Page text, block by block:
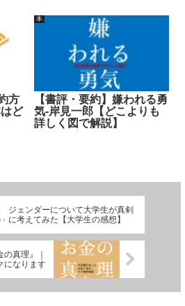
方
ど
本
【書評・要約】嫌われる勇
気-岸見一郎【どこよりも
詳しく図で解説】
ジェンダーについて大学生が真剣
に考えてみた【大学生の感想】
の真理』｜
になります